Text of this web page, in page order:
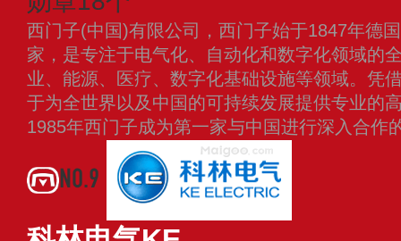
西门子(中国)有限公司，西门子始于1847年德
家，是专注于电气化、自动化和数字化领域的
业、能源、医疗、数字化基础设施等领域。凭
于为全世界以及中国的可持续发展提供专业的
1985年西门子成为第一家与中国进行深入合作
NO.9